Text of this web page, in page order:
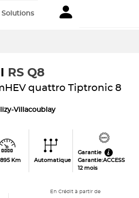
Solutions
RS Q8
quattro Tiptronic 8
Villacoublay
895 Km Automatique
Garantie
Garantie:ACCESS
12 mois
En Crédit à partir de